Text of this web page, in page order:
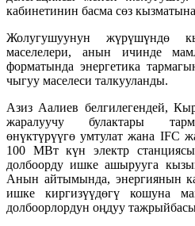
кабинетинин басма сөз
Жолугушуунун жүрүшүндө
маселелери, анын ичинде
форматында энергетика
чыгуу маселеси талкууланды.
Азиз Аалиев белгилегендей,
жаралуучу булактары
өнүктүрүүгө умтулат жана IFC
100 МВт күн электр
долбоорду ишке ашырууга
Анын айтымында, энергиянын
ишке киргизүүдөгү кошуна
долбоорлордун оңдуу